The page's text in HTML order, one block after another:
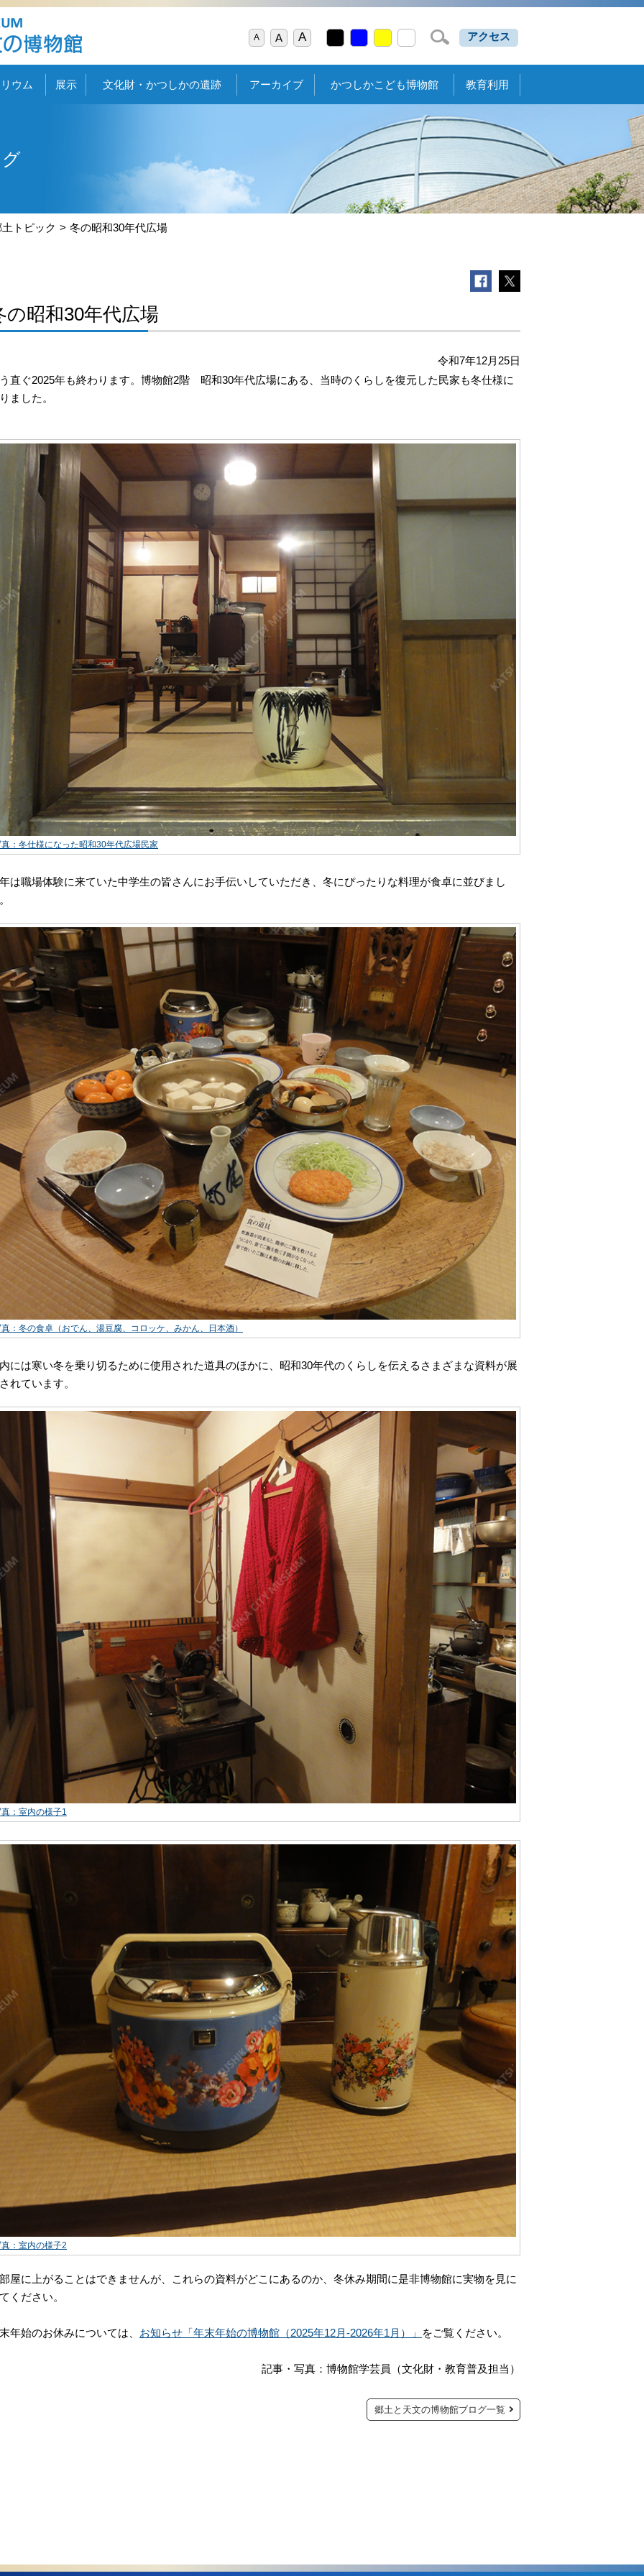
A A A アクセス
ウム 展示 文化財・かつしかの遺跡 アーカイブ かつしかこども博物館 教育利用
トピック 冬の昭和30年代広場
の昭和30年代広場
令和7年12月25日
直ぐ2025年も終わります。博物館2階 昭和30年代広場にある、当時のくらしを復元した民家も冬仕様に
ました。
：冬仕様になった昭和30年代広場民家
は職場体験に来ていた中学生の皆さんにお手伝いしていただき、冬にぴったりな料理が食卓に並びまし
：冬の食卓（おでん、湯豆腐、コロッケ、みかん、日本酒）
には寒い冬を乗り切るために使用された道具のほかに、昭和30年代のくらしを伝えるさまざまな資料が展
れています。
：室内の様子1
：室内の様子2
屋に上がることはできませんが、これらの資料がどこにあるのか、冬休み期間に是非博物館に実物を見に
ください。
年始のお休みについては、 お知らせ「年末年始の博物館（2025年12月-2026年1月）」 をご覧ください。
記事・写真： 博物館学芸員（文化財・教育普及担当）
郷土と天文の博物館ブログ一覧